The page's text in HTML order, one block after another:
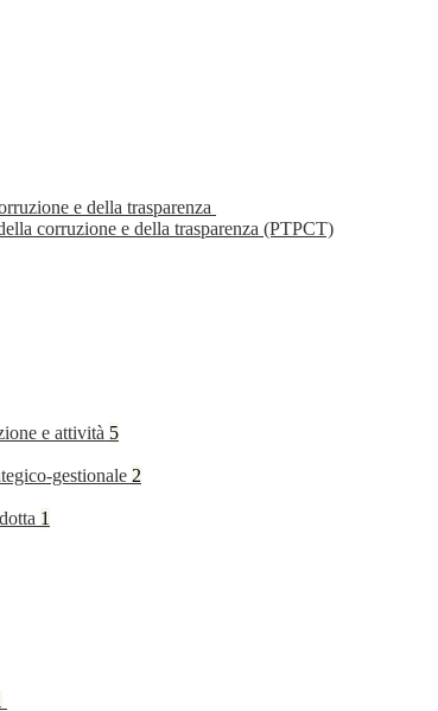
e della trasparenza
corruzione e della trasparenza (PTPCT)
e attività 5
gestionale 2
1